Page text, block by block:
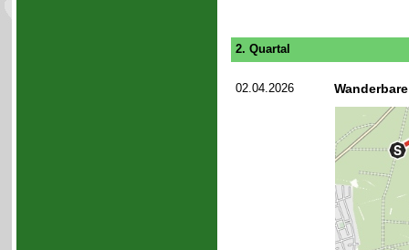
2. Quartal
02.04.2026